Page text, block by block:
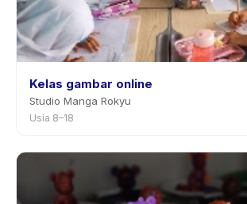
Kelas gambar online
Studio Manga Rokyu
Usia 8–18